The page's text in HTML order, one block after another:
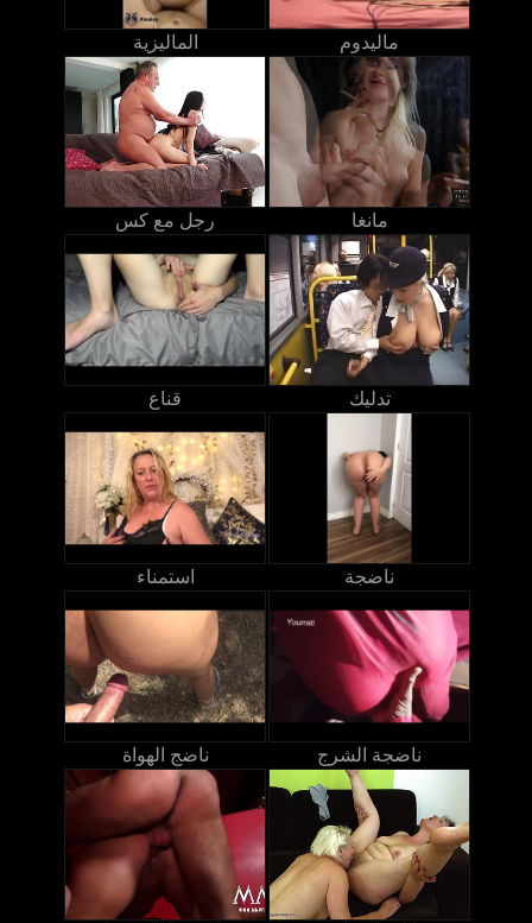
الماليزية ماليدوم
رجل مع كس مانغا
قناع تدليك
استمناء ناضجة
ناضج الهواة ناضجة الشرج